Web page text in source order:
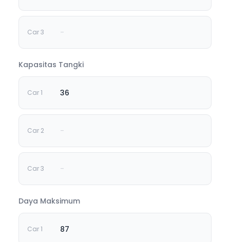
-
Kapasitas Tangki
36
-
-
Daya Maksimum
87